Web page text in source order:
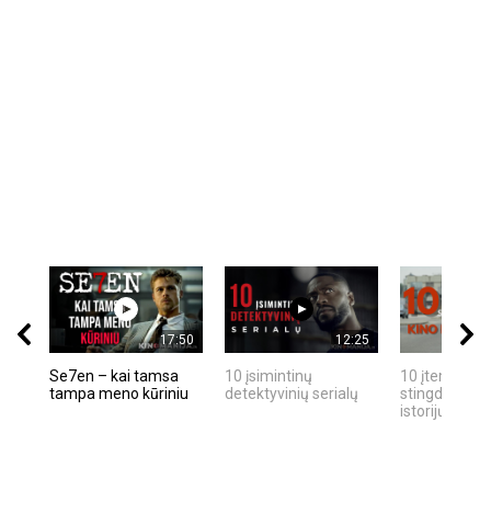
17:50
Se7en – kai tamsa
tampa meno kūriniu
12:25
10 įsimintinų
detektyvinių serialų
10 įtemptų,
stingdančių
istorijų